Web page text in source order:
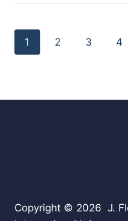
1 2 3 4
Copyright © 2026 J.